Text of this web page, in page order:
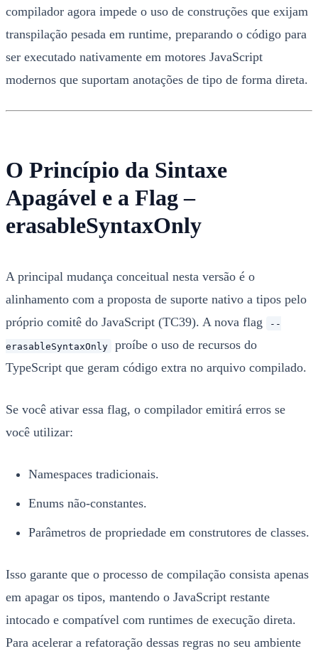
compilador agora impede o uso de construções que exijam
transpilação pesada em runtime, preparando o código para
ser executado nativamente em motores JavaScript
modernos que suportam anotações de tipo de forma direta.
O Princípio da Sintaxe
Apagável e a Flag –
erasableSyntaxOnly
A principal mudança conceitual nesta versão é o
alinhamento com a proposta de suporte nativo a tipos pelo
próprio comitê do JavaScript (TC39). A nova flag
--
erasableSyntaxOnly
proíbe o uso de recursos do
TypeScript que geram código extra no arquivo compilado.
Se você ativar essa flag, o compilador emitirá erros se
você utilizar:
Namespaces tradicionais.
Enums não-constantes.
Parâmetros de propriedade em construtores de classes.
Isso garante que o processo de compilação consista apenas
em apagar os tipos, mantendo o JavaScript restante
intocado e compatível com runtimes de execução direta.
Para acelerar a refatoração dessas regras no seu ambiente